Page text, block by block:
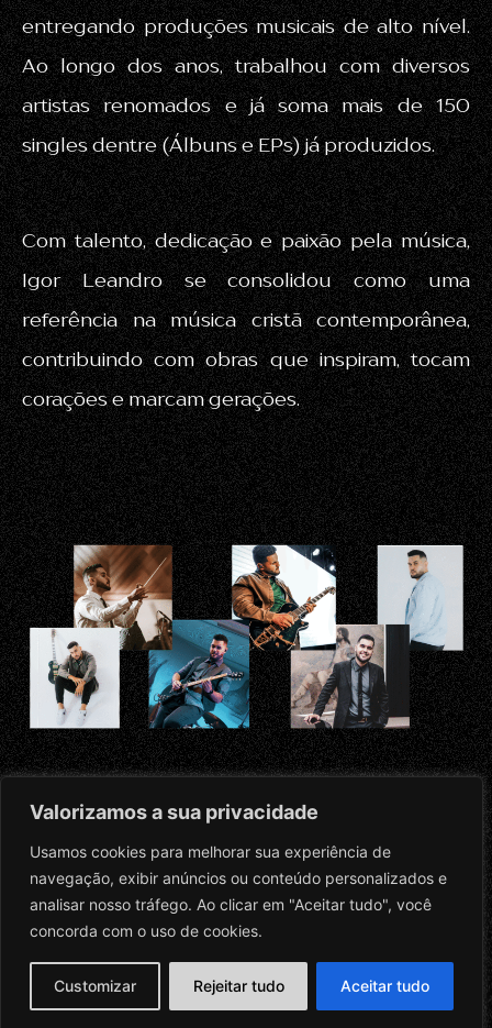
Valorizamos a sua privacidade
Usamos cookies para melhorar sua experiência de
navegação, exibir anúncios ou conteúdo personalizados e
analisar nosso tráfego. Ao clicar em "Aceitar tudo", você
concorda com o uso de cookies.
Customizar Rejeitar tudo Aceitar tudo
entregando produções musicais de alto nível.
Ao longo dos anos, trabalhou com diversos
artistas renomados e já soma mais de 150
singles dentre (Álbuns e EPs) já produzidos.
Com talento, dedicação e paixão pela música,
Igor Leandro se consolidou como uma
referência na música cristã contemporânea,
contribuindo com obras que inspiram, tocam
corações e marcam gerações.
Igor Leandro |
reservados –
2026
Criado pela Agência Lemma WO Midia